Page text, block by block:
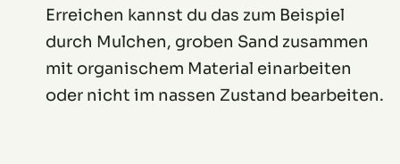
Erreichen kannst du das zum Beispiel
durch Mulchen, groben Sand zusammen
mit organischem Material einarbeiten
oder nicht im nassen Zustand bearbeiten.